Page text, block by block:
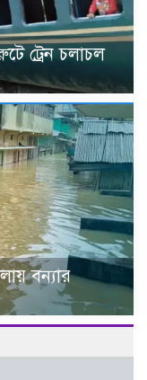
ট্রেন চলাচল
বন্যার